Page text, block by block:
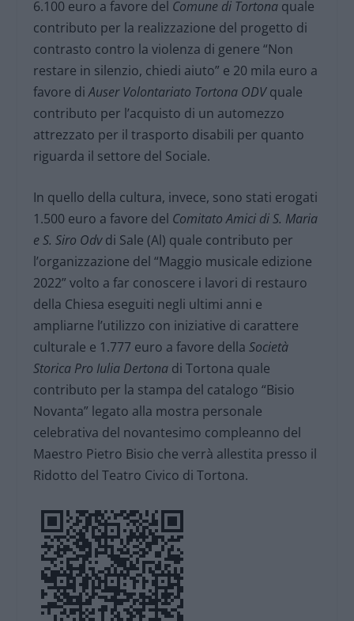
6.100 euro a favore del Comune di Tortona quale
contributo per la realizzazione del progetto di
contrasto contro la violenza di genere “Non
restare in silenzio, chiedi aiuto” e 20 mila euro a
favore diAuser Volontariato Tortona ODVquale
contributo per l’acquisto di un automezzo
attrezzato per il trasporto disabili per quanto
riguarda il settore del Sociale.
In quello della cultura, invece, sono stati erogati
1.500 euro a favore del Comitato Amici di S. Maria
e S. Siro Odvdi Sale (Al) quale contributo per
l’organizzazione del “Maggio musicale edizione
2022” volto a far conoscere i lavori di restauro
della Chiesa eseguiti negli ultimi anni e
ampliarne l’utilizzo con iniziative di carattere
culturale e 1.777 euro a favore dellaSocietà
Storica Pro Iulia Dertona di Tortona quale
contributo per la stampa del catalogo “Bisio
Novanta” legato alla mostra personale
celebrativa del novantesimo compleanno del
Maestro Pietro Bisio che verrà allestita presso il
Ridotto del Teatro Civico di Tortona.